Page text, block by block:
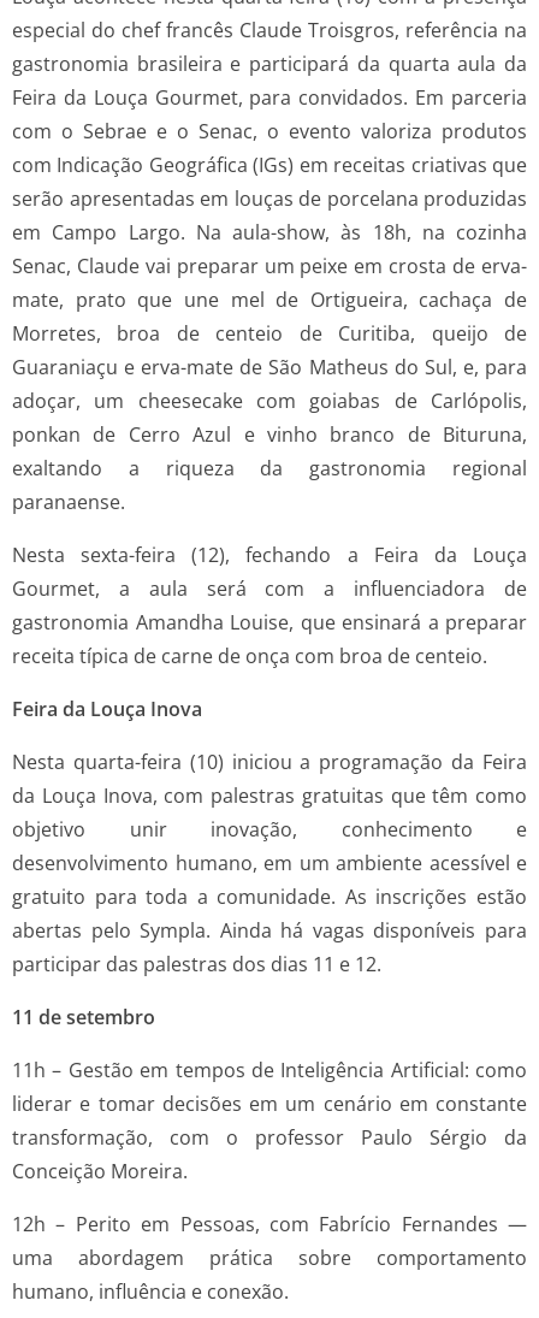
especial do chef francês Claude Troisgros, referência na
gastronomia brasileira e participará da quarta aula da
Feira da Louça Gourmet, para convidados. Em parceria
com o Sebrae e o Senac, o evento valoriza produtos
com Indicação Geográfica (IGs) em receitas criativas que
serão apresentadas em louças de porcelana produzidas
em Campo Largo. Na aula-show, às 18h, na cozinha
Senac, Claude vai preparar um peixe em crosta de erva-
mate, prato que une mel de Ortigueira, cachaça de
Morretes, broa de centeio de Curitiba, queijo de
Guaraniaçu e erva-mate de São Matheus do Sul, e, para
adoçar, um cheesecake com goiabas de Carlópolis,
ponkan de Cerro Azul e vinho branco de Bituruna,
exaltando a riqueza da gastronomia regional
paranaense.
Nesta sexta-feira (12), fechando a Feira da Louça
Gourmet, a aula será com a influenciadora de
gastronomia Amandha Louise, que ensinará a preparar
receita típica de carne de onça com broa de centeio.
Feira da Louça Inova
Nesta quarta-feira (10) iniciou a programação da Feira
da Louça Inova, com palestras gratuitas que têm como
objetivo unir inovação, conhecimento e
desenvolvimento humano, em um ambiente acessível e
gratuito para toda a comunidade. As inscrições estão
abertas pelo Sympla. Ainda há vagas disponíveis para
participar das palestras dos dias 11 e 12.
11 de setembro
11h – Gestão em tempos de Inteligência Artificial: como
liderar e tomar decisões em um cenário em constante
transformação, com o professor Paulo Sérgio da
Conceição Moreira.
12h – Perito em Pessoas, com Fabrício Fernandes —
uma abordagem prática sobre comportamento
humano, influência e conexão.